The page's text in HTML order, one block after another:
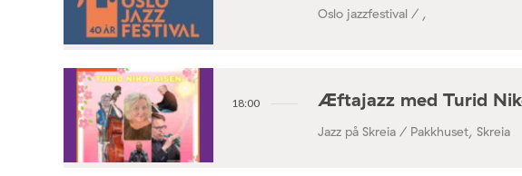
Oslo jazzfestival / ,
18:00 Æftajazz med Turid
Jazz på Skreia / Pakkhuset, Skreia